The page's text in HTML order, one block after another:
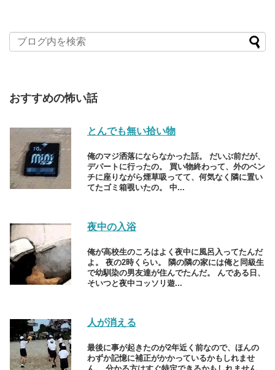
おすすめの怖い話
とんでも無い拾い物
俺のマジ洒落にならなかった話。 だいぶ前だが、
デパートに行ったの。 買い物終わって、外のベン
チに座りながら煙草吸ってて、何気なく隣に置い
てたゴミ箱覗いたの。 中...
夜中の入浴
俺が高校生のころはよく夜中に風呂入ってたんだ
よ。 夜の2時くらい。 隣の隣の家には俺と同級生
で幼馴染の男友達が住んでたんだ。 んである日、
そいつと夜中コッソリ遊...
人が消える
最後に事が起きたのが2年近く前なので、ほんの
わずか記憶に補正がかかっているかもしれませ